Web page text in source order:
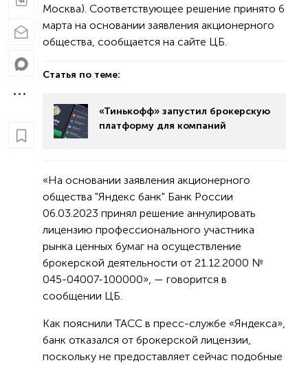
Москва). Соответствующее решение принято 6
марта на основании заявления акционерного
общества, сообщается на сайте ЦБ.
Статья по теме:
«Тинькофф» запустил брокерскую
платформу для компаний
«На основании заявления акционерного
общества "Яндекс банк" Банк России
06.03.2023 принял решение аннулировать
лицензию профессионального участника
рынка ценных бумаг на осуществление
брокерской деятельности от 21.12.2000 №
045-04007-100000», — говорится в
сообщении ЦБ.
Как пояснили ТАСС в пресс-службе «Яндекса»,
банк отказался от брокерской лицензии,
поскольку не предоставляет сейчас подобные